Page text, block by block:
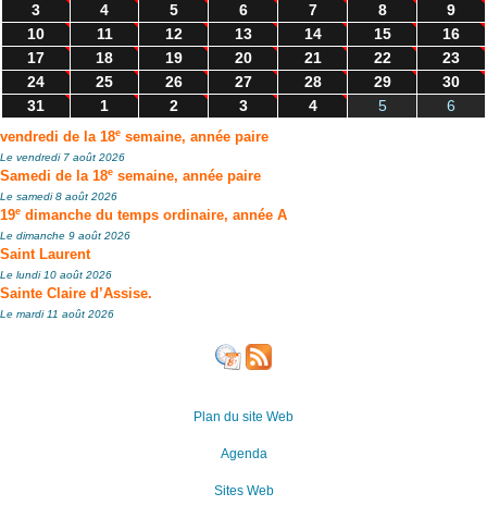
3
4 5 6 7 8
9
10
11 12 13 14 15
16
17
18 19 20 21 22
23
24
25 26 27 28 29
30
31
1 2 3 4 5 6
vendredi de la 18e semaine, année paire
Le vendredi 7 août 2026
Samedi de la 18e semaine, année paire
Le samedi 8 août 2026
19e dimanche du temps ordinaire, année A
Le dimanche 9 août 2026
Saint Laurent
Le lundi 10 août 2026
Sainte Claire d’Assise.
Le mardi 11 août 2026
Plan du site Web
Agenda
Sites Web